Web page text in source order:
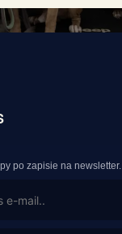
po zapisie na newsletter.